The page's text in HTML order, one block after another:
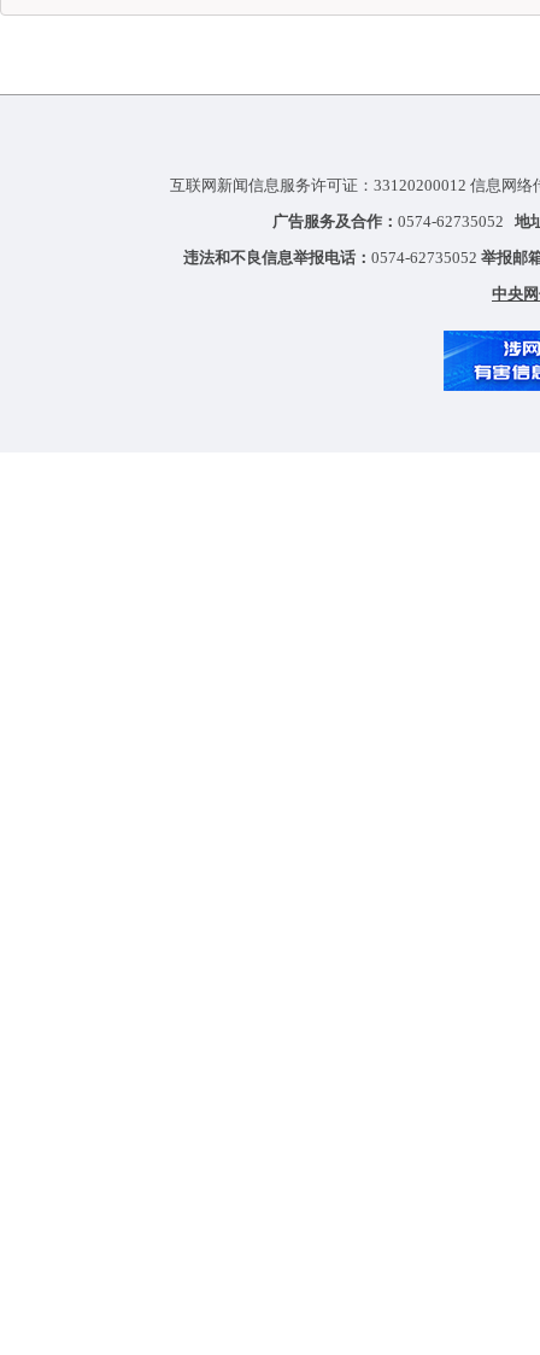
互联网新闻信息服务许可证：33120200012 信息网
广告服务及合作： 0574-62735052 地
违法和不良信息举报电话： 0574-62735052 举报邮
中央